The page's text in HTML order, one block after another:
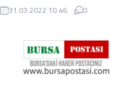
Lisesi’nin yeniden yapım çalışmaları
başladı. Yerinde yükselecek olan 32
31.03.2022 10:46 0